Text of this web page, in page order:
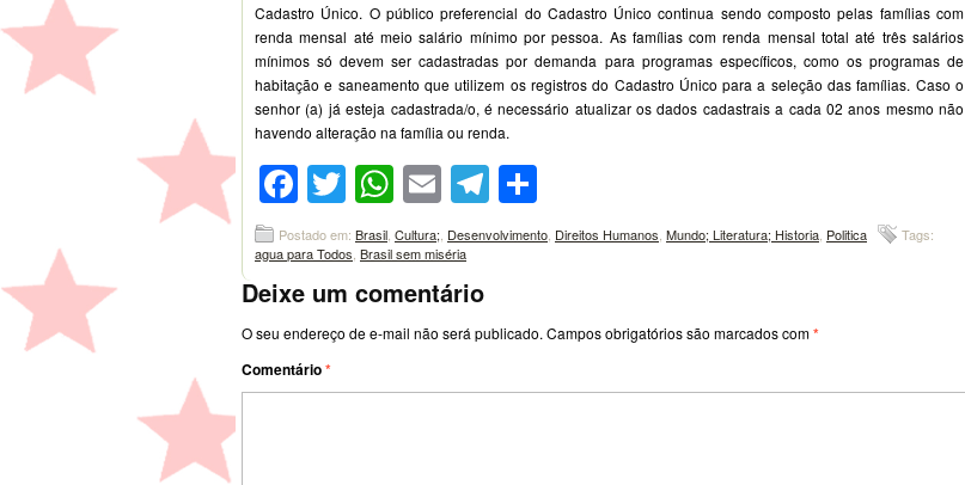
Cadastro Único. O público preferencial do Cadastro Único continua sendo composto pelas famílias com
renda mensal até meio salário mínimo por pessoa. As famílias com renda mensal total até três salários
mínimos só devem ser cadastradas por demanda para programas específicos, como os programas de
habitação e saneamento que utilizem os registros do Cadastro Único para a seleção das famílias. Caso o
senhor (a) já esteja cadastrada/o, é necessário atualizar os dados cadastrais a cada 02 anos mesmo não
havendo alteração na família ou renda.
Facebook
Twitter
WhatsApp
EmailTelegram
Postado em: Brasil Cultura; Desenvolvimento Direitos Humanos Mundo; Literatura; Historia Politica
Tags:
agua para Todos Brasil sem miséria
Deixe um comentário
O seu endereço de e-mail não será publicado. Campos obrigatórios são marcados com*
Comentário*